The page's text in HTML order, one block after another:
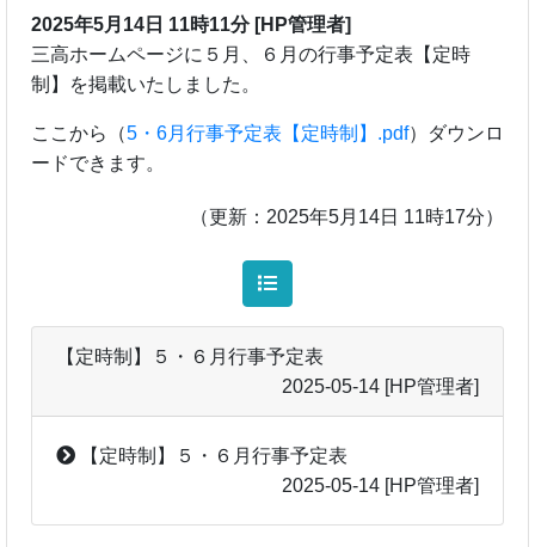
2025年5月14日 11時11分 [HP管理者]
三高ホームページに５月、６月の行事予定表【定時
制】を掲載いたしました。
ここから（5・6月行事予定表【定時制】.pdf）ダウンロ
ードできます。
（更新：2025年5月14日 11時17分）
【定時制】５・６月行事予定表
2025-05-14 [HP管理者]
【定時制】５・６月行事予定表
2025-05-14 [HP管理者]